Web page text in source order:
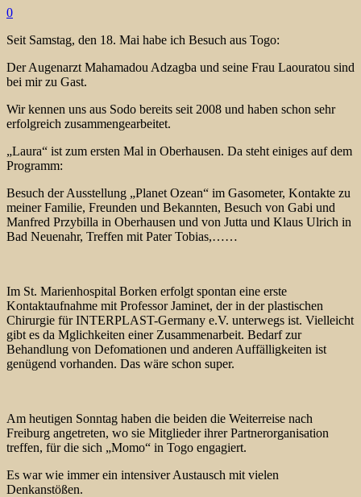
0
Seit Samstag, den 18. Mai habe ich Besuch aus Togo:
Der Augenarzt Mahamadou Adzagba und seine Frau Laouratou sind
bei mir zu Gast.
Wir kennen uns aus Sodo bereits seit 2008 und haben schon sehr
erfolgreich zusammengearbeitet.
„Laura“ ist zum ersten Mal in Oberhausen. Da steht einiges auf dem
Programm:
Besuch der Ausstellung „Planet Ozean“ im Gasometer, Kontakte zu
meiner Familie, Freunden und Bekannten, Besuch von Gabi und
Manfred Przybilla in Oberhausen und von Jutta und Klaus Ulrich in
Bad Neuenahr, Treffen mit Pater Tobias,……
Im St. Marienhospital Borken erfolgt spontan eine erste
Kontaktaufnahme mit Professor Jaminet, der in der plastischen
Chirurgie für INTERPLAST-Germany e.V. unterwegs ist. Vielleicht
gibt es da Mglichkeiten einer Zusammenarbeit. Bedarf zur
Behandlung von Defomationen und anderen Auffälligkeiten ist
genügend vorhanden. Das wäre schon super.
Am heutigen Sonntag haben die beiden die Weiterreise nach
Freiburg angetreten, wo sie Mitglieder ihrer Partnerorganisation
treffen, für die sich „Momo“ in Togo engagiert.
Es war wie immer ein intensiver Austausch mit vielen
Denkanstößen.